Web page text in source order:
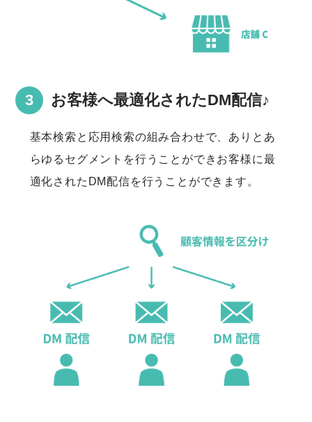
お客様へ最適化されたDM配信♪
基本検索と応用検索の組み合わせで、ありとあ
らゆるセグメントを行うことができお客様に最
適化されたDM配信を行うことができます。